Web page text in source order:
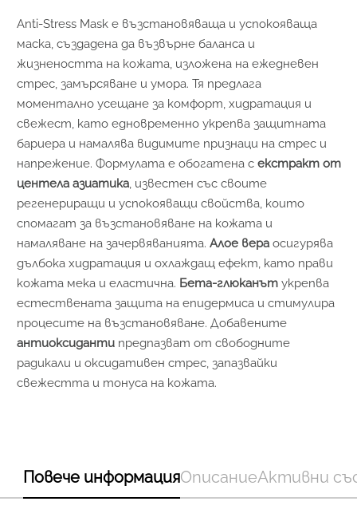
Anti-Stress Mask е възстановяваща и успокояваща
маска, създадена да възвърне баланса и
жизнеността на кожата, изложена на ежедневен
стрес, замърсяване и умора. Тя предлага
моментално усещане за комфорт, хидратация и
свежест, като едновременно укрепва защитната
бариера и намалява видимите признаци на стрес и
напрежение. Формулата е обогатена с екстракт от
центела азиатика, известен със своите
регенериращи и успокояващи свойства, които
спомагат за възстановяване на кожата и
намаляване на зачервяванията. Алое вера осигурява
дълбока хидратация и охлаждащ ефект, като прави
кожата мека и еластична. Бета-глюканът укрепва
естествената защита на епидермиса и стимулира
процесите на възстановяване. Добавените
антиоксиданти предпазват от свободните
радикали и оксидативен стрес, запазвайки
свежестта и тонуса на кожата.
Повече информацияОписаниеАктивни